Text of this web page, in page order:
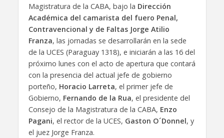
Magistratura de la CABA, bajo la Dirección
Académica del camarista del fuero Penal,
Contravencional y de Faltas Jorge Atilio
Franza, las jornadas se desarrollarán en la sede
de la UCES (Paraguay 1318), e iniciarán a las 16 del
próximo lunes con el acto de apertura que contará
con la presencia del actual jefe de gobierno
porteño, Horacio Larreta, el primer jefe de
Gobierno, Fernando de la Rua, el presidente del
Consejo de la Magistratura de la CABA, Enzo
Pagani, el rector de la UCES, Gaston O´Donnel, y
el juez Jorge Franza.